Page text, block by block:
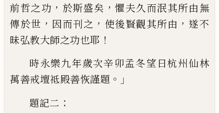
前哲之功 ， 於斯盛矣 ，懼夫久而泯其所由無
傳於世 ， 因而刊之 ， 使後賢觀其所由 ， 遂不
昧弘教大師之功也耶 ！
時永樂九年歲次辛卯孟冬望日杭州仙林
萬善戒壇祗殿善恢謹題 。」
題記二 ：